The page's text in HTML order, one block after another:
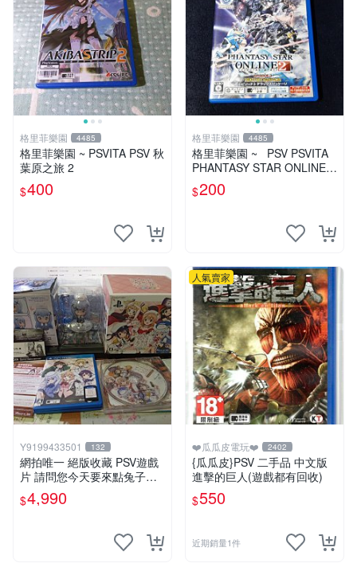
格里菲樂園 4485
格里菲樂園 ~ PSVITA PSV 秋
葉原之旅 2
$400
格里菲樂園 4485
格里菲樂園 ~ PSV PSVITA
PHANTASY STAR ONLINE 2
EPISODE 3 日版
$200
Y9199433501 132
網拍唯一 絕版收藏 PSV遊戲
片 請問您今天要來點兔子嗎
初回限定版 日文
$4,990
人氣賣家
❤️瓜瓜皮電玩❤️ 2402
{瓜瓜皮}PSV 二手品 中文版
進擊的巨人(遊戲都有回收)
$550
近期銷量1件